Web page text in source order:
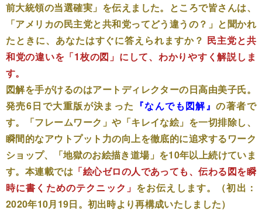
前大統領の当選確実」を伝えました。ところで皆さんは、
「アメリカの民主党と共和党ってどう違うの？」と聞かれ
たときに、あなたはすぐに答えられますか？ 民主党と共
和党の違いを「1枚の図」にして、わかりやすく解説しま
す。
図解を手がけるのはアートディレクターの日高由美子氏。
発売6日で大重版が決まった 『なんでも図解』の著者で
す。「フレームワーク」や「キレイな絵」を一切排除し、
瞬間的なアウトプット力の向上を徹底的に追求するワーク
ショップ、「地獄のお絵描き道場」を10年以上続けていま
す。本連載では 「絵心ゼロの人であっても、伝わる図を瞬
時に書くためのテクニック」 をお伝えします。（初出：
2020年10月19日。初出時より再構成いたしました）